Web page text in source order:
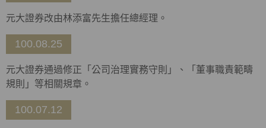
元大證券改由林添富先生擔任總經理。
100.08.25
元大證券通過修正「公司治理實務守則」、「董事職責範疇
規則」等相關規章。
100.07.12